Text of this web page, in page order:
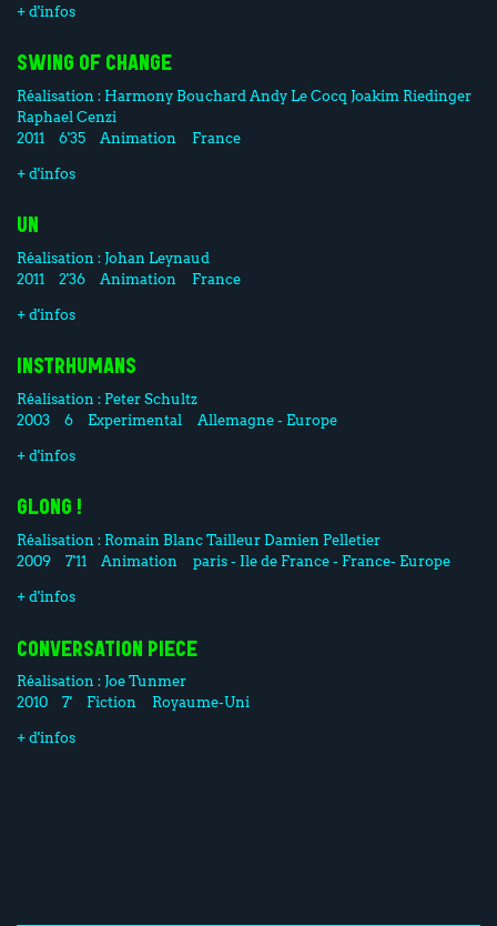
+ d'infos
SWING OF CHANGE
Réalisation : Harmony Bouchard Andy Le Cocq Joakim Riedinger
Raphael Cenzi
2011
6'35 Animation France
+ d'infos
UN
Réalisation : Johan Leynaud
2011
2'36 Animation France
+ d'infos
INSTRHUMANS
Réalisation : Peter Schultz
2003
6 Experimental Allemagne - Europe
+ d'infos
GLONG !
Réalisation : Romain Blanc Tailleur Damien Pelletier
2009
7'11 Animation paris - Ile de France - France- Europe
+ d'infos
CONVERSATION PIECE
Réalisation : Joe Tunmer
2010
7' Fiction Royaume-Uni
+ d'infos